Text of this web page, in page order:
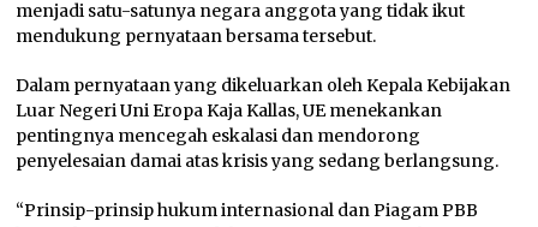
menjadi satu-satunya negara anggota yang tidak ikut
mendukung pernyataan bersama tersebut.
Dalam pernyataan yang dikeluarkan oleh Kepala Kebijakan
Luar Negeri Uni Eropa Kaja Kallas, UE menekankan
pentingnya mencegah eskalasi dan mendorong
penyelesaian damai atas krisis yang sedang berlangsung.
“Prinsip-prinsip hukum internasional dan Piagam PBB